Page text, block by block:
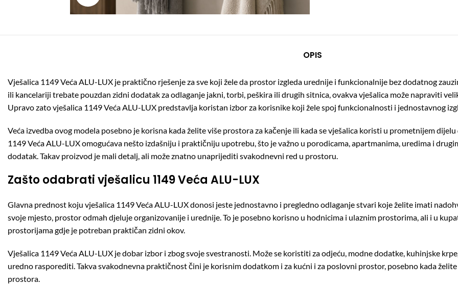
OPIS
Vješalica 1149 Veća ALU-LUX je praktično rješenje za sve koji žele da prostor izgleda urednije i funkcionalnije bez dodatnog
ili kancelariji trebate pouzdan zidni dodatak za odlaganje jakni, torbi, peškira ili drugih sitnica, ovakva vješalica može napraviti
Upravo zato vješalica 1149 Veća ALU-LUX predstavlja koristan izbor za korisnike koji žele spoj funkcionalnosti i jednostavnog
Veća izvedba ovog modela posebno je korisna kada želite više prostora za kačenje ili kada se vješalica koristi u prometnijem
1149 Veća ALU-LUX omogućava nešto izdašniju i praktičniju upotrebu, što je važno u porodicama, apartmanima, uredima i
dodatak. Takav proizvod je mali detalj, ali može znatno unaprijediti svakodnevni red u prostoru.
Zašto odabrati vješalicu 1149 Veća ALU-LUX
Glavna prednost koju vješalica 1149 Veća ALU-LUX donosi jeste jednostavno i pregledno odlaganje stvari koje želite imati
svoje mjesto, prostor odmah djeluje organizovanije i urednije. To je posebno korisno u hodnicima i ulaznim prostorima, ali i u
prostorijama gdje je potreban praktičan zidni okov.
Vješalica 1149 Veća ALU-LUX je dobar izbor i zbog svoje svestranosti. Može se koristiti za odjeću, modne dodatke, kuhinjske
uredno rasporediti. Takva svakodnevna praktičnost čini je korisnim dodatkom i za kućni i za poslovni prostor, posebno kada
prostora.